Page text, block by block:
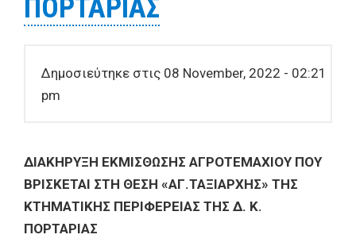
ΠΟΡΤΑΡΙΑΣ
Δημοσιεύτηκε στις 08 November, 2022 - 02:21
pm
ΔΙΑΚΗΡΥΞΗ ΕΚΜΙΣΘΩΣΗΣ ΑΓΡΟΤΕΜΑΧΙΟΥ ΠΟΥ
ΒΡΙΣΚΕΤΑΙ ΣΤΗ ΘΕΣΗ «ΑΓ.ΤΑΞΙΑΡΧΗΣ» ΤΗΣ
ΚΤΗΜΑΤΙΚΗΣ ΠΕΡΙΦΕΡΕΙΑΣ ΤΗΣ Δ. Κ.
ΠΟΡΤΑΡΙΑΣ